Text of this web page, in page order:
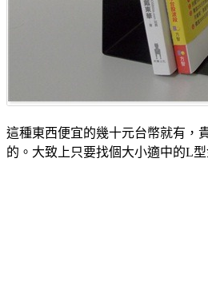
這種東西便宜的幾十元台幣就有，
的。大致上只要找個大小適中的L型